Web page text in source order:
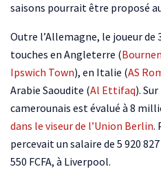
saisons pourrait être proposé
Outre l’Allemagne, le joueur de
touches en Angleterre (
Ipswich Town), en Italie (AS
Arabie Saoudite (Al Ettifaq).
camerounais est évalué à 8
dans le viseur de l’Union Berlin.
percevait un salaire de 5 920
550 FCFA, à Liverpool.